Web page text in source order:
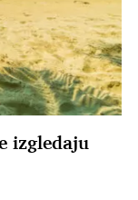
izgledaju